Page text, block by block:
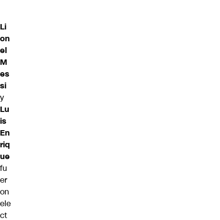
Li
on
el
M
es
si
y
Lu
is
En
riq
ue
fu
er
on
ele
ct